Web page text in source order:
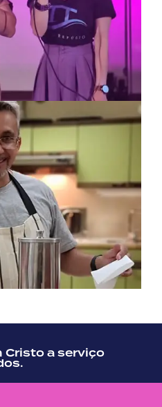
a serviço